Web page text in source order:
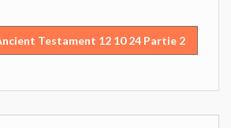
Testament 12 10 24 Partie 2